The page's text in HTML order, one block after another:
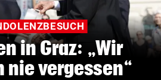
in Graz: „Wir
nie vergessen“